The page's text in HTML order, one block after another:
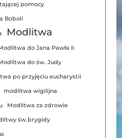
pomocy
Boboli
Modlitwa
do Jana Pawła II
do św. Judy
po przyjęciu eucharystii
modlitwa wigilijna
Modlitwa za zdrowie
św.brygidy